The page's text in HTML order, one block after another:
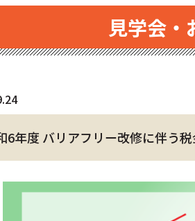
見学会・
6年度 バリアフリー改修に伴う